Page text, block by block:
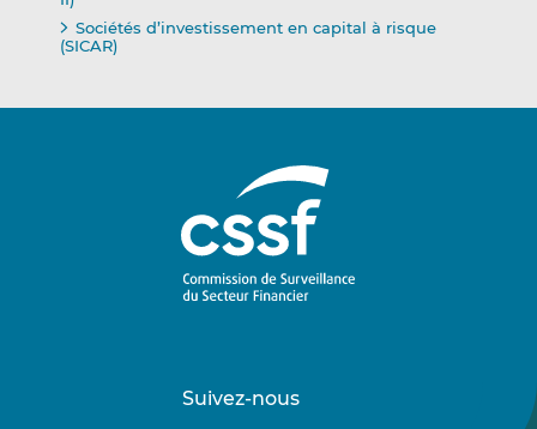
Sociétés d’investissement en capital à risque
(SICAR)
Suivez-nous